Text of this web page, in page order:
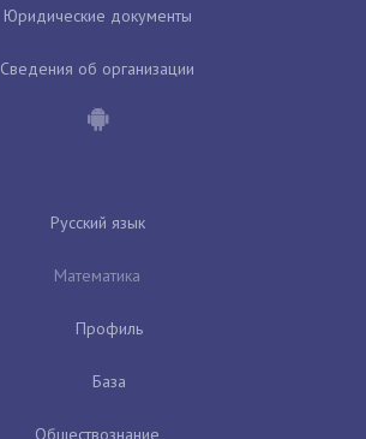
Юридические документы
Сведения об организации
Русский язык
Математика
Профиль
База
Обществознание